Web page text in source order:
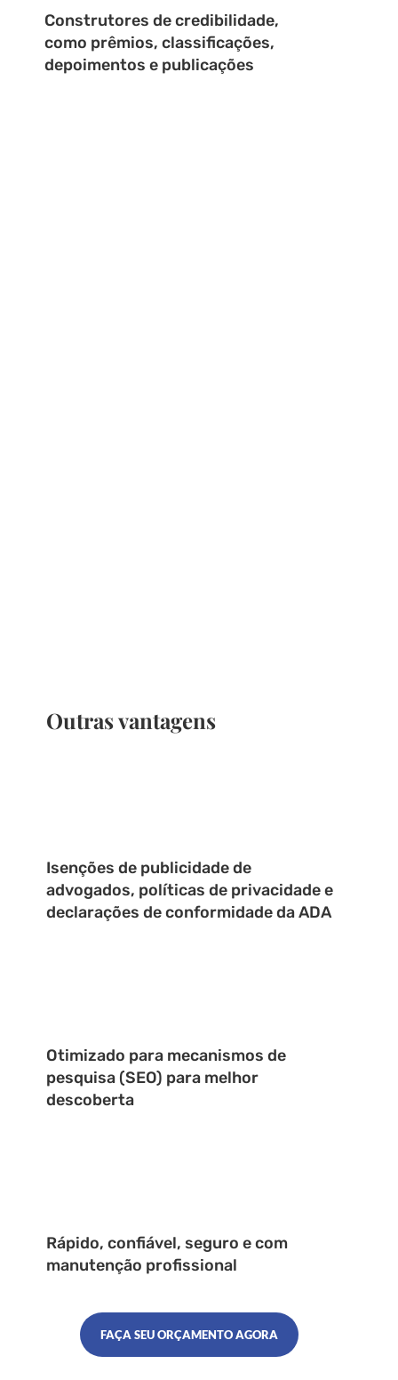
Construtores de credibilidade,
como prêmios, classificações,
depoimentos e publicações
Outras vantagens
Isenções de publicidade de
advogados, políticas de privacidade e
declarações de conformidade da ADA
Otimizado para mecanismos de
pesquisa (SEO) para melhor
descoberta
Rápido, confiável, seguro e com
manutenção profissional
FAÇA SEU ORÇAMENTO AGORA